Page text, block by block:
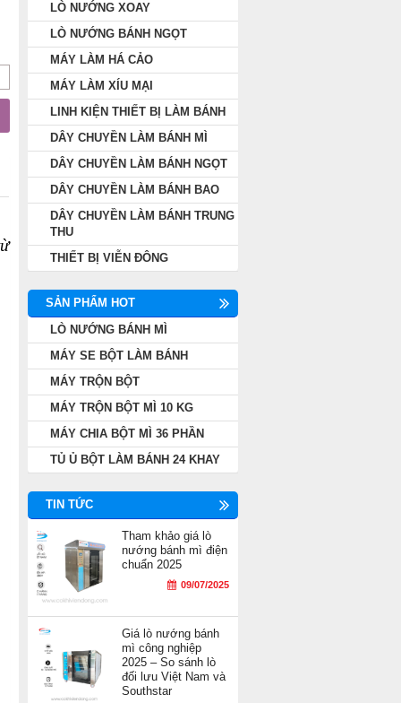
LÒ NƯỚNG XOAY
LÒ NƯỚNG BÁNH NGỌT
MÁY LÀM HÁ CẢO
MÁY LÀM XÍU MẠI
LINH KIỆN THIẾT BỊ LÀM BÁNH
DÂY CHUYỀN LÀM BÁNH MÌ
DÂY CHUYỀN LÀM BÁNH NGỌT
DÂY CHUYỀN LÀM BÁNH BAO
DÂY CHUYỀN LÀM BÁNH TRUNG
THU
THIẾT BỊ VIỄN ĐÔNG
SẢN PHẨM HOT
LÒ NƯỚNG BÁNH MÌ
MÁY SE BỘT LÀM BÁNH
MÁY TRỘN BỘT
MÁY TRỘN BỘT MÌ 10 KG
MÁY CHIA BỘT MÌ 36 PHẦN
TỦ Ủ BỘT LÀM BÁNH 24 KHAY
TIN TỨC
Tham khảo giá lò
nướng bánh mì điện
chuẩn 2025
09/07/2025
Giá lò nướng bánh
mì công nghiệp
2025 – So sánh lò
đối lưu Việt Nam và
Southstar